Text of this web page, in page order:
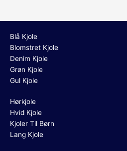
Blå Kjole
Blomstret Kjole
Denim Kjole
Grøn Kjole
Gul Kjole
Hørkjole
Hvid Kjole
Kjoler Til Børn
Lang Kjole